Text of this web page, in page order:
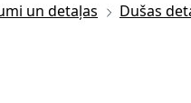
un detaļas Dušas